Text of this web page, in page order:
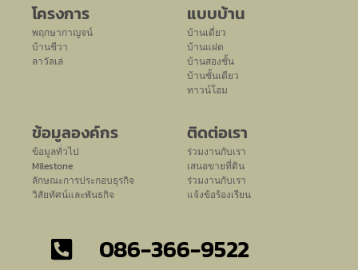
โครงการ
พฤกษากาญจน์
บ้านชีวา
ลาวัลเล่
แบบบ้าน
บ้านเดี่ยว
บ้านแฝด
บ้านสองชั้น
บ้านชั้นเดียว
ทาวน์โฮม
ข้อมูลองค์กร
ข้อมูลทั่วไป
Milestone
ลักษณะการประกอบธุรกิจ
วิสัยทัศน์และพันธกิจ
ติดต่อเรา
ร่วมงานกับเรา
เสนอขายที่ดิน
ร่วมงานกับเรา
แจ้งข้อร้องเรียน
086-366-9522